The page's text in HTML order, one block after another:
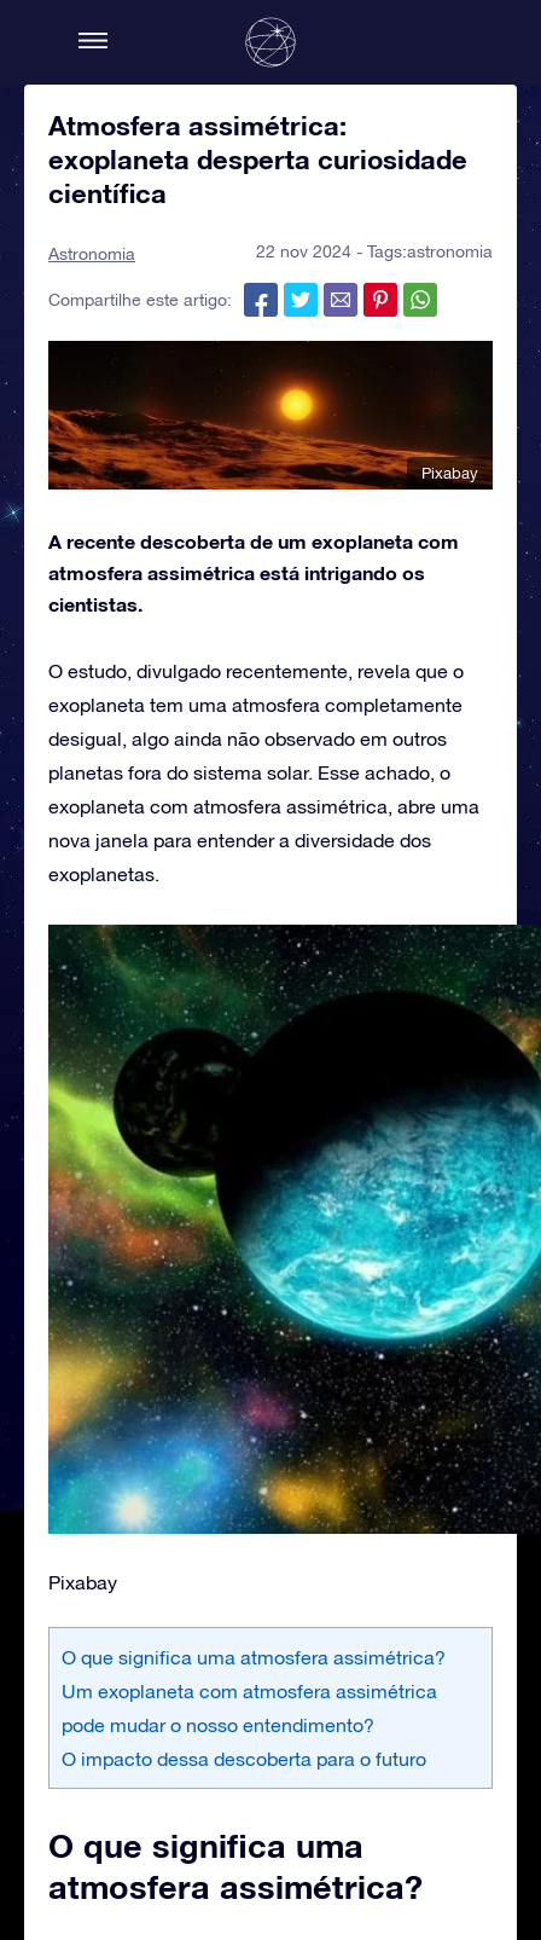
Atmosfera assimétrica:
exoplaneta desperta curiosidade
científica
Astronomia 22 nov 2024 - Tags:astronomia
Compartilhe este artigo:
Pixabay
A recente descoberta de um exoplaneta com
atmosfera assimétrica está intrigando os
cientistas.
O estudo, divulgado recentemente, revela que o
exoplaneta tem uma atmosfera completamente
desigual, algo ainda não observado em outros
planetas fora do sistema solar. Esse achado, o
exoplaneta com atmosfera assimétrica, abre uma
nova janela para entender a diversidade dos
exoplanetas.
Pixabay
O que significa uma atmosfera assimétrica?
Um exoplaneta com atmosfera assimétrica
pode mudar o nosso entendimento?
O impacto dessa descoberta para o futuro
O que significa uma
atmosfera assimétrica?